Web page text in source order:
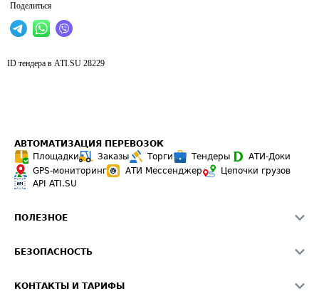
Поделиться
ID тендера в ATI.SU 28229
АВТОМАТИЗАЦИЯ ПЕРЕВОЗОК
Площадки
Заказы Торги Тендеры
АТИ-Доки
GPS-мониторинг
АТИ Мессенджер
Цепочки грузов
API ATI.SU
ПОЛЕЗНОЕ
Звезды ATI.SU на вашем сайте
БЕЗОПАСНОСТЬ
КОНТАКТЫ И ТАРИФЫ